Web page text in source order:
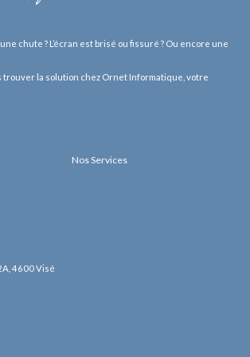
chute ? L’écran est brisé ou fissuré ? Ou encore une
trouver la solution chez Ornet Informatique, votre
Nos Services
4600 Visé